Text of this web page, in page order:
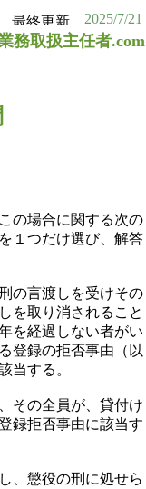
2025/7/21
務取扱主任者.com
の場合に関する次の
１つだけ選び、解答
の言渡しを受けその
を取り消されること
を経過しない者がい
登録の拒否事由（以
当する。
その全員が、貸付け
録拒否事由に該当す
、懲役の刑に処せら